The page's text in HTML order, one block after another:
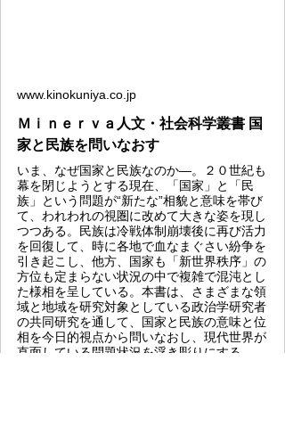
www.kinokuniya.co.jp
Ｍｉｎｅｒｖａ人文・社会科学叢書 国
家と民族を問いなおす
いま、なぜ国家と民族なのか―。２０世紀も
幕を閉じようとする現在、「国家」と「民
族」という問題が“新たな”相貌と意味を帯び
て、われわれの視圏に改めて大きな姿を現し
つつある。民族は冷戦体制崩壊後に再び活力
を回復して、時に各地で血なまぐさい紛争を
引き起こし、他方、国家も「新世界秩序」の
方位も定まらない状況の中で複雑で混沌とし
た様相を呈している。本書は、さまざまな領
域と地域を研究対象としている政治学研究者
の共同研究を通して、国家と民族の意味と位
相を今日的視点から問いなおし、現代世界が
直面している問題状況を浮き彫りにする。